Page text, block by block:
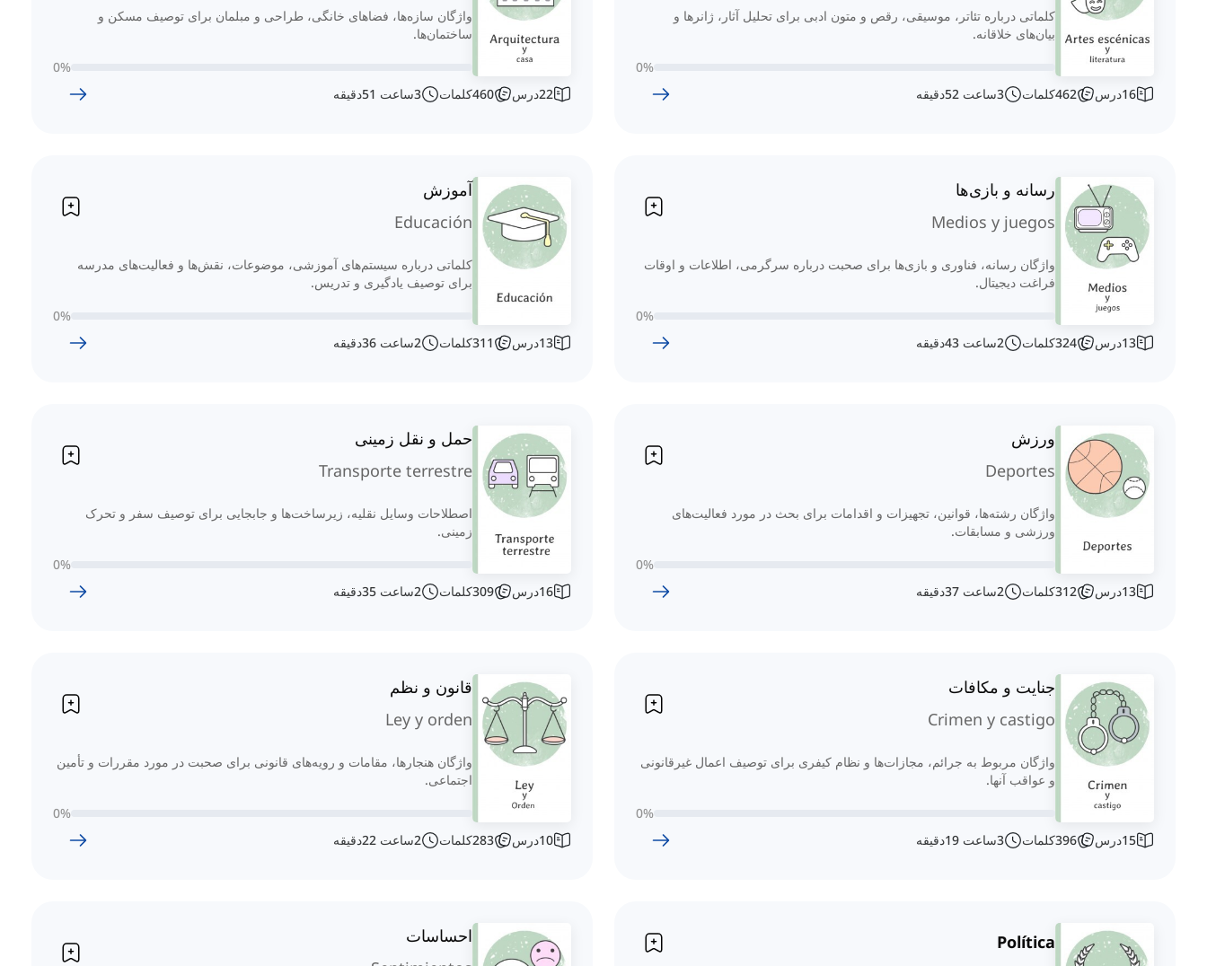
کلماتی درباره تئاتر، موسیقی، رقص و متون ادبی برای تحلیل آثار، ژانرها و
بیان‌های خلاقانه.
0%
16درس 462کلمات 3ساعت 52دقیقه
واژگان سازه‌ها، فضاهای خانگی، طراحی و مبلمان برای توصیف مسکن و
ساختمان‌ها.
0%
22درس 460کلمات 3ساعت 51دقیقه
رسانه و بازی‌ها
Medios y juegos
واژگان رسانه، فناوری و بازی‌ها برای صحبت درباره سرگرمی، اطلاعات و اوقات
فراغت دیجیتال.
0%
13درس 324کلمات 2ساعت 43دقیقه
آموزش
Educación
کلماتی درباره سیستم‌های آموزشی، موضوعات، نقش‌ها و فعالیت‌های مدرسه
برای توصیف یادگیری و تدریس.
0%
13درس 311کلمات 2ساعت 36دقیقه
ورزش
Deportes
واژگان رشته‌ها، قوانین، تجهیزات و اقدامات برای بحث در مورد فعالیت‌های
ورزشی و مسابقات.
0%
13درس 312کلمات 2ساعت 37دقیقه
حمل و نقل زمینی
Transporte terrestre
اصطلاحات وسایل نقلیه، زیرساخت‌ها و جابجایی برای توصیف سفر و تحرک
زمینی.
0%
16درس 309کلمات 2ساعت 35دقیقه
جنایت و مکافات
Crimen y castigo
واژگان مربوط به جرائم، مجازات‌ها و نظام کیفری برای توصیف اعمال غیرقانونی
و عواقب آنها.
0%
15درس 396کلمات 3ساعت 19دقیقه
قانون و نظم
Ley y orden
واژگان هنجارها، مقامات و رویه‌های قانونی برای صحبت در مورد مقررات و تأمین
اجتماعی.
0%
10درس 283کلمات 2ساعت 22دقیقه
Política
احساسات